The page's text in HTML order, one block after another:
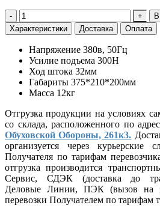
- +
Характеристики
Доставка Оплата
Напряжение 380в, 50Гц
Усилие подъема 300Н
Ход штока 32мм
Габариты 375*210*200мм
Масса 12кг
Отгрузка продукции на условиях
со склада, расположенного по
Обуховской Обороны, 261к3.
организуется через
Получателя по тарифам
отгрузка производится
Сервис, СДЭК (доставка до
Деловые Линии, ПЭК (вызов на
перевозки Получателем по тарифам